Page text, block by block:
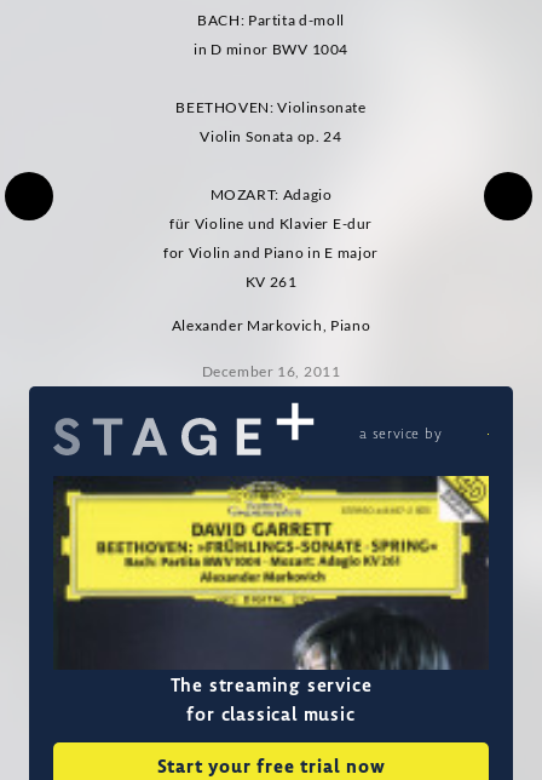
BACH: Partita d-moll
in D minor BWV 1004
BEETHOVEN: Violinsonate
Violin Sonata op. 24
MOZART: Adagio
für Violine und Klavier E-dur
for Violin and Piano in E major
KV 261
Alexander Markovich, Piano
December 16, 2011
a service by
The streaming service
for classical music
Start your free trial now